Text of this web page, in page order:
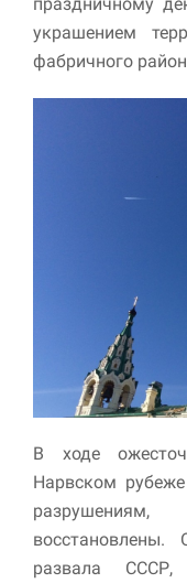
украшением
фабричного
В ходе
Нарвском
развала СССР,